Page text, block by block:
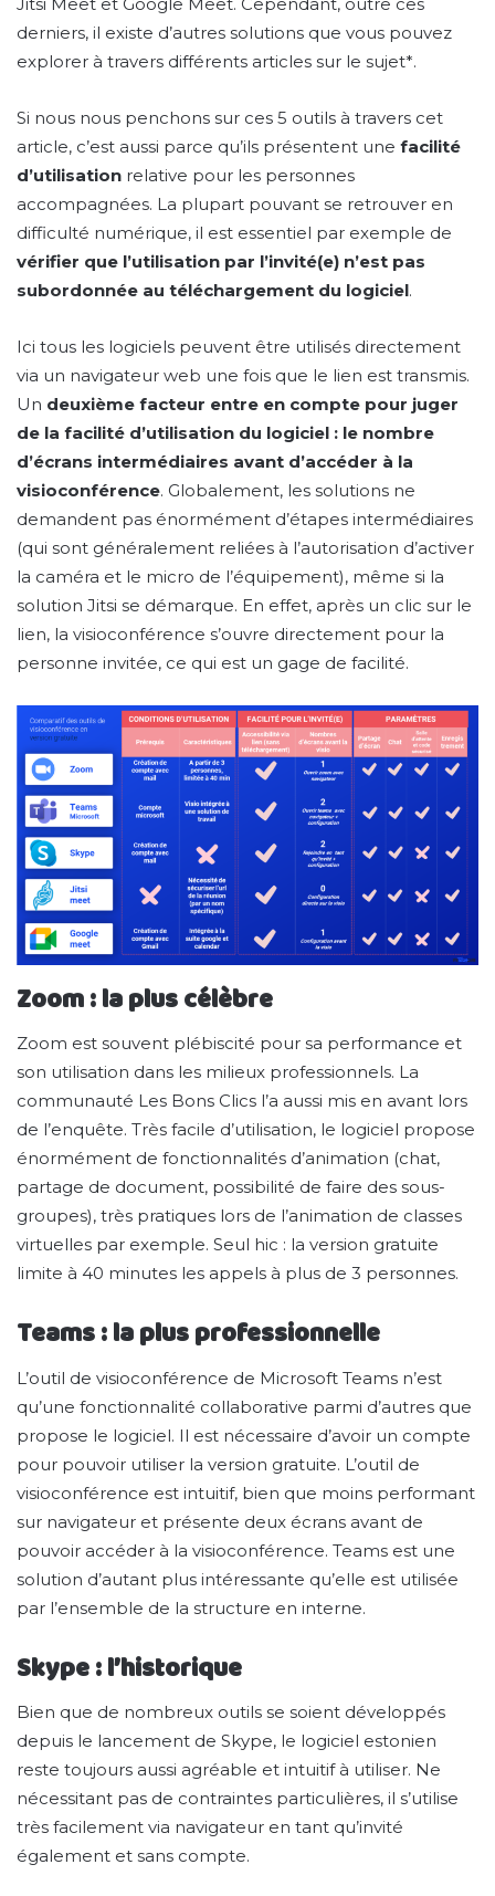
derniers, il existe d’autres solutions que vous pouvez
explorer à travers différents articles sur le sujet*.
Si nous nous penchons sur ces 5 outils à travers cet
article, c’est aussi parce qu’ils présentent une facilité
d’utilisation relative pour les personnes
accompagnées. La plupart pouvant se retrouver en
difficulté numérique, il est essentiel par exemple de
vérifier que l’utilisation par l’invité(e) n’est pas
subordonnée au téléchargement du logiciel.
Ici tous les logiciels peuvent être utilisés directement
via un navigateur web une fois que le lien est transmis.
Un deuxième facteur entre en compte pour juger
de la facilité d’utilisation du logiciel : le nombre
d’écrans intermédiaires avant d’accéder à la
visioconférence. Globalement, les solutions ne
demandent pas énormément d’étapes intermédiaires
(qui sont généralement reliées à l’autorisation d’activer
la caméra et le micro de l’équipement), même si la
solution Jitsi se démarque. En effet, après un clic sur le
lien, la visioconférence s’ouvre directement pour la
personne invitée, ce qui est un gage de facilité.
Zoom : la plus célèbre
Zoom est souvent plébiscité pour sa performance et
son utilisation dans les milieux professionnels. La
communauté Les Bons Clics l’a aussi mis en avant lors
de l’enquête. Très facile d’utilisation, le logiciel propose
énormément de fonctionnalités d’animation (chat,
partage de document, possibilité de faire des sous-
groupes), très pratiques lors de l’animation de classes
virtuelles par exemple. Seul hic : la version gratuite
limite à 40 minutes les appels à plus de 3 personnes.
Teams : la plus professionnelle
L’outil de visioconférence de Microsoft Teams n’est
qu’une fonctionnalité collaborative parmi d’autres que
propose le logiciel. Il est nécessaire d’avoir un compte
pour pouvoir utiliser la version gratuite. L’outil de
visioconférence est intuitif, bien que moins performant
sur navigateur et présente deux écrans avant de
pouvoir accéder à la visioconférence. Teams est une
solution d’autant plus intéressante qu’elle est utilisée
par l’ensemble de la structure en interne.
Skype : l’historique
Bien que de nombreux outils se soient développés
depuis le lancement de Skype, le logiciel estonien
reste toujours aussi agréable et intuitif à utiliser. Ne
nécessitant pas de contraintes particulières, il s’utilise
très facilement via navigateur en tant qu’invité
également et sans compte.